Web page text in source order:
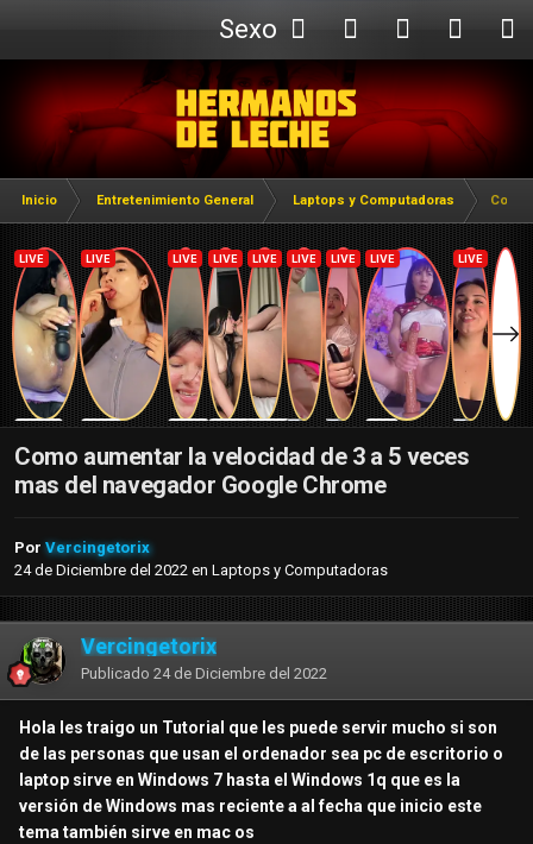
Sexo
Webcam
Inicio Entretenimiento General Laptops y Computadoras Como
Como aumentar la velocidad de 3 a 5 veces
mas del navegador Google Chrome
Por Vercingetorix
24 de Diciembre del 2022 en Laptops y Computadoras
Vercingetorix
Publicado 24 de Diciembre del 2022
Hola les traigo un Tutorial que les puede servir mucho si son
de las personas que usan el ordenador sea pc de escritorio o
laptop sirve en Windows 7 hasta el Windows 1q que es la
versión de Windows mas reciente a al fecha que inicio este
tema también sirve en mac os